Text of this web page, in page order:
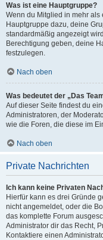
Was ist eine Hauptgruppe?
Wenn du Mitglied in mehr
Hauptgruppe dazu, deine
standardmäßig angezeigt
Berechtigung geben, deine
festzulegen.
Nach oben
Was bedeutet der „Das
Auf dieser Seite findest du
Administratoren, der
wie die Foren, die diese im
Nach oben
Private Nachrichten
Ich kann keine Privaten
Hierfür kann es drei Gründe
nicht angemeldet, oder die
das komplette Forum
Administrator dir das Recht,
Kontaktiere einen